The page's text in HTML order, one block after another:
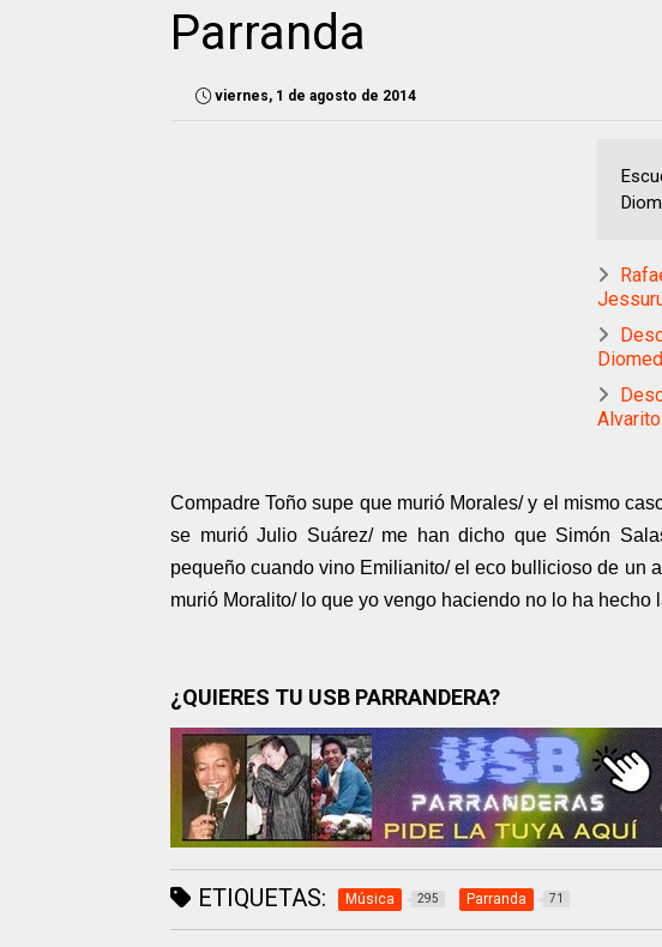
Parranda
viernes, 1 de agosto de 2014
Compadre Toño supe que murió Morales/ y el mismo
se murió Julio Suárez/ me han dicho que Simón
pequeño cuando vino Emilianito/ el eco bullicioso de un
murió Moralito/ lo que yo vengo haciendo no lo ha hecho
¿QUIERES TU USB PARRANDERA?
ETIQUETAS: Música 295 Parranda 71